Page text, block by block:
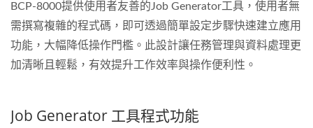
BCP-8000提供使用者友善的Job Generator工具，使用者無
需撰寫複雜的程式碼，即可透過簡單設定步驟快速建立應用
功能，大幅降低操作門檻。此設計讓任務管理與資料處理更
加清晰且輕鬆，有效提升工作效率與操作便利性。
Job Generator 工具程式功能